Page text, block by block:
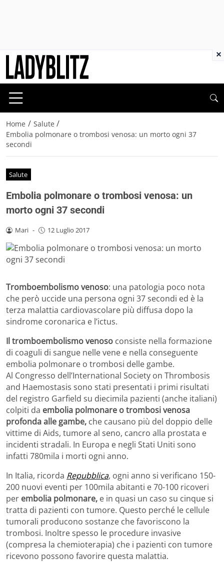
Home / Salute /
Embolia polmonare o trombosi venosa: un morto ogni 37
secondi
Salute
Embolia polmonare o trombosi venosa: un
morto ogni 37 secondi
Mari - 12 Luglio 2017
Tromboembolismo venoso: una patologia poco nota
che però uccide una persona ogni 37 secondi ed è la
terza malattia cardiovascolare più diffusa dopo la
sindrome coronarica e l’ictus.
Il tromboembolismo venoso consiste nella formazione
di coaguli di sangue nelle vene e nella conseguente
embolia polmonare o trombosi delle gambe.
Al Congresso dell’International Society on Thrombosis
and Haemostasis sono stati presentati i primi risultati
del registro Garfield su diecimila pazienti (anche italiani)
colpiti da embolia polmonare o trombosi venosa
profonda alle gambe, che causano più del doppio delle
vittime di Aids, tumore al seno, cancro alla prostata e
incidenti stradali. In Europa e negli Stati Uniti sono
infatti 780mila i morti ogni anno.
In Italia, ricorda Repubblica, ogni anno si verificano 150-
200 nuovi eventi per 100mila abitanti e 70-100 ricoveri
per embolia polmonare, e in quasi un caso su cinque si
tratta di pazienti con tumore. Questo perché le cellule
tumorali producono sostanze che favoriscono la
trombosi. Inoltre spesso le procedure invasive
(compresa la chemioterapia) che i pazienti con tumore
ricevono possono favorire questa malattia.
×